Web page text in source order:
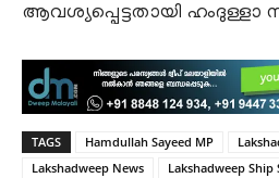
ആവശ്യപ്പെട്ടതായി
TAGS Hamdullah Sayeed MP
Lakshadweep News
Lakshadweep Ship